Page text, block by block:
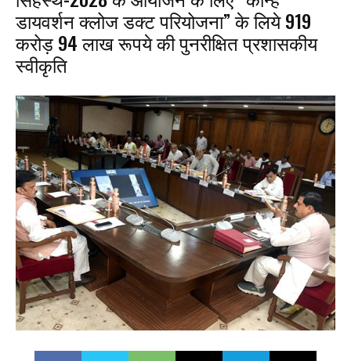
डायवर्शन क्लोज डक्ट परियोजना” के लिये 919
करोड़ 94 लाख रूपये की पुनरीक्षित प्रशासकीय
स्वीकृति